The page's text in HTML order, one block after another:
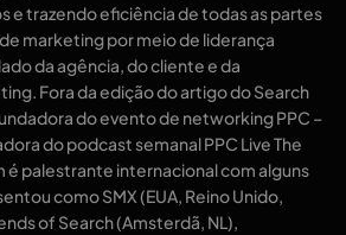
e trazendo eficiência de todas as partes
marketing por meio de liderança
da agência, do cliente e da
Fora da edição do artigo do Search
do evento de networking PPC –
do podcast semanal PPC Live The
é palestrante internacional com alguns
como SMX (EUA, Reino Unido,
of Search (Amsterdã, NL),